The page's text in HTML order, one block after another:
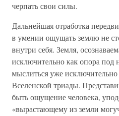
черпать свои силы.
Дальнейшая отработка
в умении ощущать землю не
внутри себя. Земля,
исключительно как опора под
мыслиться уже исключительно
Вселенской триады.
быть ощущение человека,
«вырастающему из земли